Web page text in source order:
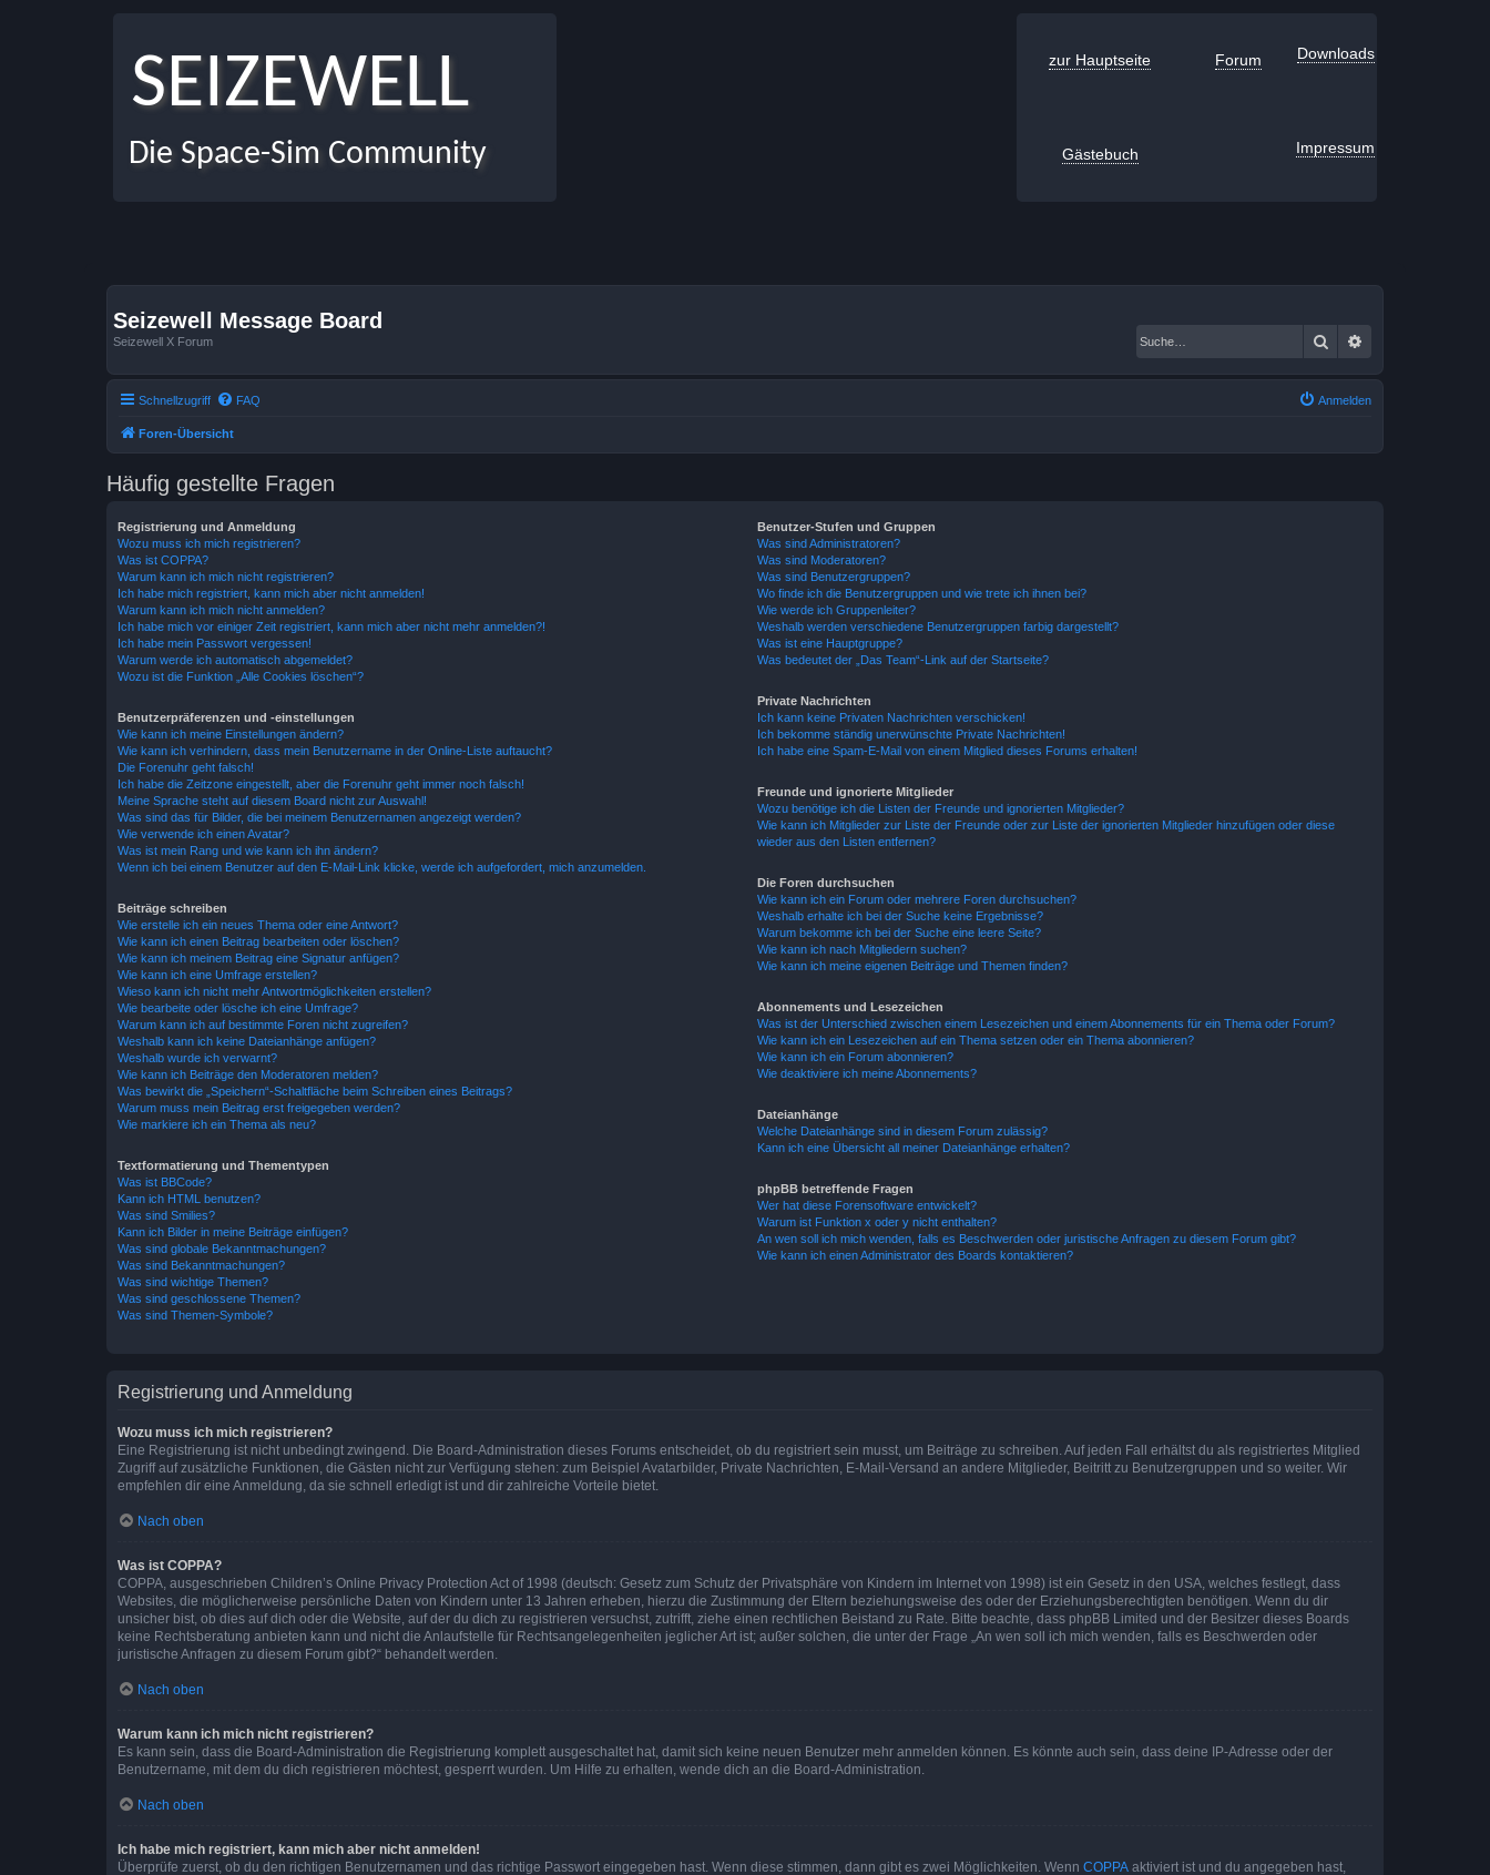
SEIZEWELL
Die Space-Sim Community
zur Hauptseite Forum Downloads
Gästebuch Impressum
Seizewell Message Board
Seizewell X Forum Suche
Schnellzugriff FAQ Anmelden
Foren-Übersicht
Häufig gestellte Fragen
Registrierung und Anmeldung
Wozu muss ich mich registrieren?
Was ist COPPA?
Warum kann ich mich nicht registrieren?
Ich habe mich registriert, kann mich aber nicht anmelden!
Warum kann ich mich nicht anmelden?
Ich habe mich vor einiger Zeit registriert, kann mich aber nicht mehr anmelden?!
Ich habe mein Passwort vergessen!
Warum werde ich automatisch abgemeldet?
Wozu ist die Funktion „Alle Cookies löschen“?
Benutzerpräferenzen und -einstellungen
Wie kann ich meine Einstellungen ändern?
Wie kann ich verhindern, dass mein Benutzername in der Online-Liste auftaucht?
Die Forenuhr geht falsch!
Ich habe die Zeitzone eingestellt, aber die Forenuhr geht immer noch falsch!
Meine Sprache steht auf diesem Board nicht zur Auswahl!
Was sind das für Bilder, die bei meinem Benutzernamen angezeigt werden?
Wie verwende ich einen Avatar?
Was ist mein Rang und wie kann ich ihn ändern?
Wenn ich bei einem Benutzer auf den E-Mail-Link klicke, werde ich aufgefordert, mich anzumelden.
Beiträge schreiben
Wie erstelle ich ein neues Thema oder eine Antwort?
Wie kann ich einen Beitrag bearbeiten oder löschen?
Wie kann ich meinem Beitrag eine Signatur anfügen?
Wie kann ich eine Umfrage erstellen?
Wieso kann ich nicht mehr Antwortmöglichkeiten erstellen?
Wie bearbeite oder lösche ich eine Umfrage?
Warum kann ich auf bestimmte Foren nicht zugreifen?
Weshalb kann ich keine Dateianhänge anfügen?
Weshalb wurde ich verwarnt?
Wie kann ich Beiträge den Moderatoren melden?
Was bewirkt die „Speichern“-Schaltfläche beim Schreiben eines Beitrags?
Warum muss mein Beitrag erst freigegeben werden?
Wie markiere ich ein Thema als neu?
Textformatierung und Thementypen
Was ist BBCode?
Kann ich HTML benutzen?
Was sind Smilies?
Kann ich Bilder in meine Beiträge einfügen?
Was sind globale Bekanntmachungen?
Was sind Bekanntmachungen?
Was sind wichtige Themen?
Was sind geschlossene Themen?
Was sind Themen-Symbole?
Benutzer-Stufen und Gruppen
Was sind Administratoren?
Was sind Moderatoren?
Was sind Benutzergruppen?
Wo finde ich die Benutzergruppen und wie trete ich ihnen bei?
Wie werde ich Gruppenleiter?
Weshalb werden verschiedene Benutzergruppen farbig dargestellt?
Was ist eine Hauptgruppe?
Was bedeutet der „Das Team“-Link auf der Startseite?
Private Nachrichten
Ich kann keine Privaten Nachrichten verschicken!
Ich bekomme ständig unerwünschte Private Nachrichten!
Ich habe eine Spam-E-Mail von einem Mitglied dieses Forums erhalten!
Freunde und ignorierte Mitglieder
Wozu benötige ich die Listen der Freunde und ignorierten Mitglieder?
Wie kann ich Mitglieder zur Liste der Freunde oder zur Liste der ignorierten Mitglieder hinzufügen oder diese
wieder aus den Listen entfernen?
Die Foren durchsuchen
Wie kann ich ein Forum oder mehrere Foren durchsuchen?
Weshalb erhalte ich bei der Suche keine Ergebnisse?
Warum bekomme ich bei der Suche eine leere Seite?
Wie kann ich nach Mitgliedern suchen?
Wie kann ich meine eigenen Beiträge und Themen finden?
Abonnements und Lesezeichen
Was ist der Unterschied zwischen einem Lesezeichen und einem Abonnements für ein Thema oder Forum?
Wie kann ich ein Lesezeichen auf ein Thema setzen oder ein Thema abonnieren?
Wie kann ich ein Forum abonnieren?
Wie deaktiviere ich meine Abonnements?
Dateianhänge
Welche Dateianhänge sind in diesem Forum zulässig?
Kann ich eine Übersicht all meiner Dateianhänge erhalten?
phpBB betreffende Fragen
Wer hat diese Forensoftware entwickelt?
Warum ist Funktion x oder y nicht enthalten?
An wen soll ich mich wenden, falls es Beschwerden oder juristische Anfragen zu diesem Forum gibt?
Wie kann ich einen Administrator des Boards kontaktieren?
Registrierung und Anmeldung
Wozu muss ich mich registrieren?
Eine Registrierung ist nicht unbedingt zwingend. Die Board-Administration dieses Forums entscheidet, ob du registriert sein musst, um Beiträge zu schreiben. Auf jeden Fall erhältst du als registriertes Mitglied
Zugriff auf zusätzliche Funktionen, die Gästen nicht zur Verfügung stehen: zum Beispiel Avatarbilder, Private Nachrichten, E-Mail-Versand an andere Mitglieder, Beitritt zu Benutzergruppen und so weiter. Wir
empfehlen dir eine Anmeldung, da sie schnell erledigt ist und dir zahlreiche Vorteile bietet.
Nach oben
Was ist COPPA?
COPPA, ausgeschrieben Children’s Online Privacy Protection Act of 1998 (deutsch: Gesetz zum Schutz der Privatsphäre von Kindern im Internet von 1998) ist ein Gesetz in den USA, welches festlegt, dass
Websites, die möglicherweise persönliche Daten von Kindern unter 13 Jahren erheben, hierzu die Zustimmung der Eltern beziehungsweise des oder der Erziehungsberechtigten benötigen. Wenn du dir
unsicher bist, ob dies auf dich oder die Website, auf der du dich zu registrieren versuchst, zutrifft, ziehe einen rechtlichen Beistand zu Rate. Bitte beachte, dass phpBB Limited und der Besitzer dieses Boards
keine Rechtsberatung anbieten kann und nicht die Anlaufstelle für Rechtsangelegenheiten jeglicher Art ist; außer solchen, die unter der Frage „An wen soll ich mich wenden, falls es Beschwerden oder
juristische Anfragen zu diesem Forum gibt?“ behandelt werden.
Nach oben
Warum kann ich mich nicht registrieren?
Es kann sein, dass die Board-Administration die Registrierung komplett ausgeschaltet hat, damit sich keine neuen Benutzer mehr anmelden können. Es könnte auch sein, dass deine IP-Adresse oder der
Benutzername, mit dem du dich registrieren möchtest, gesperrt wurden. Um Hilfe zu erhalten, wende dich an die Board-Administration.
Nach oben
Ich habe mich registriert, kann mich aber nicht anmelden!
Überprüfe zuerst, ob du den richtigen Benutzernamen und das richtige Passwort eingegeben hast. Wenn diese stimmen, dann gibt es zwei Möglichkeiten. Wenn COPPA aktiviert ist und du angegeben hast,